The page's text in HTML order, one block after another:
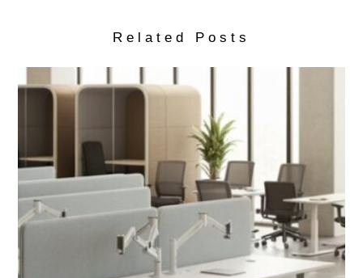
Related Posts